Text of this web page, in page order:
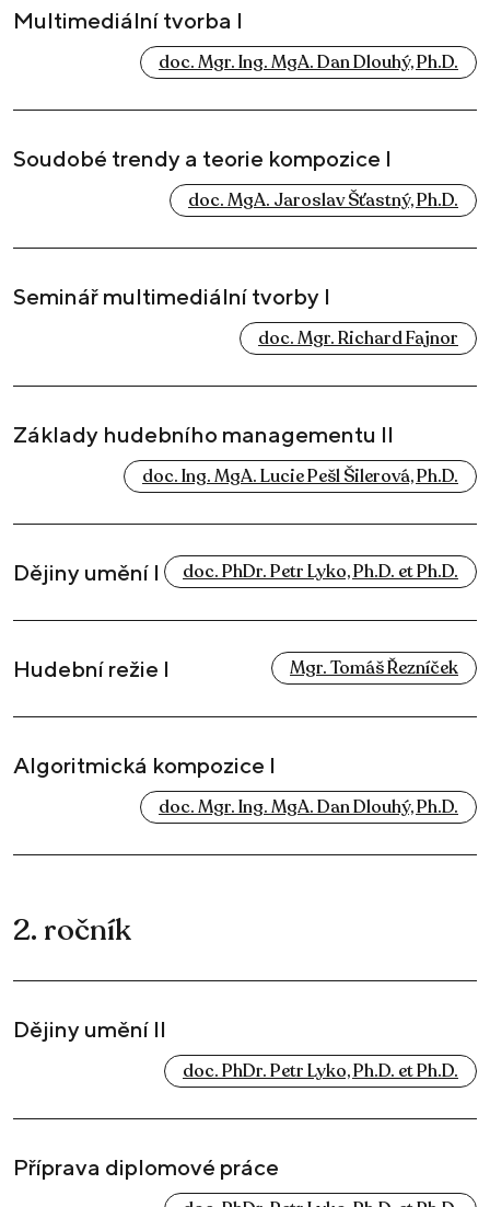
Multimediální tvorba I
doc. Mgr. Ing. MgA. Dan Dlouhý, Ph.D.
Soudobé trendy a teorie kompozice I
doc. MgA. Jaroslav Šťastný, Ph.D.
Seminář multimediální tvorby I
doc. Mgr. Richard Fajnor
Základy hudebního managementu II
doc. Ing. MgA. Lucie Pešl Šilerová, Ph.D.
Dějiny umění I doc. PhDr. Petr Lyko, Ph.D. et Ph.D.
Hudební režie I Mgr. Tomáš Řezníček
Algoritmická kompozice I
doc. Mgr. Ing. MgA. Dan Dlouhý, Ph.D.
2. ročník
Dějiny umění II
doc. PhDr. Petr Lyko, Ph.D. et Ph.D.
Příprava diplomové práce